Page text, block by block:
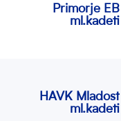
Primorje EB
ml.kadeti
HAVK Mladost
ml.kadeti